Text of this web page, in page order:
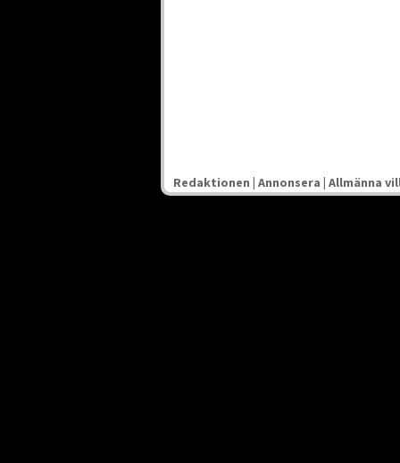
Redaktionen | Annonsera | Allmänna